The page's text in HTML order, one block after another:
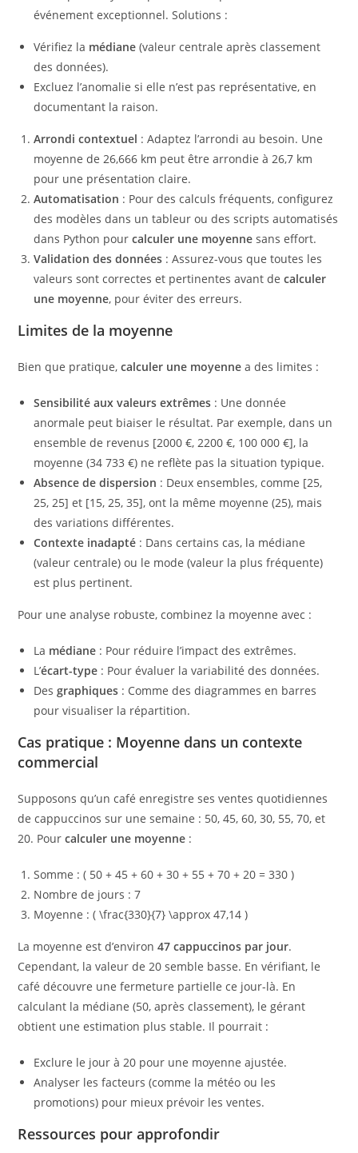
événement exceptionnel. Solutions :
Vérifiez la médiane (valeur centrale après classement
des données).
Excluez l’anomalie si elle n’est pas représentative, en
documentant la raison.
Arrondi contextuel : Adaptez l’arrondi au besoin. Une
moyenne de 26,666 km peut être arrondie à 26,7 km
pour une présentation claire.
Automatisation : Pour des calculs fréquents, configurez
des modèles dans un tableur ou des scripts automatisés
dans Python pourcalculer une moyenne sans effort.
Validation des données : Assurez-vous que toutes les
valeurs sont correctes et pertinentes avant decalculer
une moyenne, pour éviter des erreurs.
Limites de la moyenne
Bien que pratique,calculer une moyenne a des limites :
Sensibilité aux valeurs extrêmes : Une donnée
anormale peut biaiser le résultat. Par exemple, dans un
ensemble de revenus [2000 €, 2200 €, 100 000 €], la
moyenne (34 733 €) ne reflète pas la situation typique.
Absence de dispersion : Deux ensembles, comme [25,
25, 25] et [15, 25, 35], ont la même moyenne (25), mais
des variations différentes.
Contexte inadapté : Dans certains cas, la médiane
(valeur centrale) ou le mode (valeur la plus fréquente)
est plus pertinent.
Pour une analyse robuste, combinez la moyenne avec :
La médiane : Pour réduire l’impact des extrêmes.
L’écart-type : Pour évaluer la variabilité des données.
Desgraphiques : Comme des diagrammes en barres
pour visualiser la répartition.
Cas pratique : Moyenne dans un contexte
commercial
Supposons qu’un café enregistre ses ventes quotidiennes
de cappuccinos sur une semaine : 50, 45, 60, 30, 55, 70, et
20. Pourcalculer une moyenne :
Somme : ( 50 + 45 + 60 + 30 + 55 + 70 + 20 = 330 )
Nombre de jours : 7
Moyenne : ( \frac{330}{7} \approx 47,14 )
La moyenne est d’environ47 cappuccinos par jour.
Cependant, la valeur de 20 semble basse. En vérifiant, le
café découvre une fermeture partielle ce jour-là. En
calculant la médiane (50, après classement), le gérant
obtient une estimation plus stable. Il pourrait :
Exclure le jour à 20 pour une moyenne ajustée.
Analyser les facteurs (comme la météo ou les
promotions) pour mieux prévoir les ventes.
Ressources pour approfondir